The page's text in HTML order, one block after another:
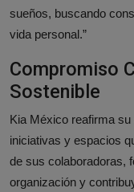
sueños, buscando
vida personal.”
Compromiso
Sostenible
Kia México reafirma
iniciativas y espacios
de sus colaboradoras,
organización y